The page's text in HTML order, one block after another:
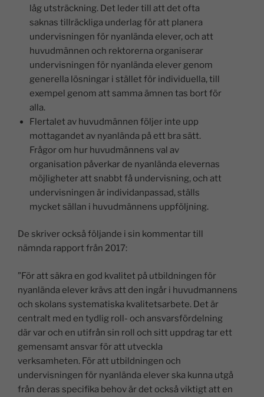
låg utsträckning. Det leder till att det ofta
saknas tillräckliga underlag för att planera
undervisningen för nyanlända elever, och att
huvudmännen och rektorerna organiserar
undervisningen för nyanlända elever genom
generella lösningar i stället för individuella, till
exempel genom att samma ämnen tas bort för
alla.
Flertalet av huvudmännen följer inte upp
mottagandet av nyanlända på ett bra sätt.
Frågor om hur huvudmännens val av
organisation påverkar de nyanlända elevernas
möjligheter att snabbt få undervisning, och att
undervisningen är individanpassad, ställs
mycket sällan i huvudmännens uppföljning.
De skriver också följande i sin kommentar till
nämnda rapport från 2017:
”För att säkra en god kvalitet på utbildningen för
nyanlända elever krävs att den ingår i huvudmannens
och skolans systematiska kvalitetsarbete. Det är
centralt med en tydlig roll- och ansvarsfördelning
där var och en utifrån sin roll och sitt uppdrag tar ett
gemensamt ansvar för att utveckla
verksamheten. För att utbildningen och
undervisningen för nyanlända elever ska kunna utgå
från deras specifika behov är det också viktigt att en